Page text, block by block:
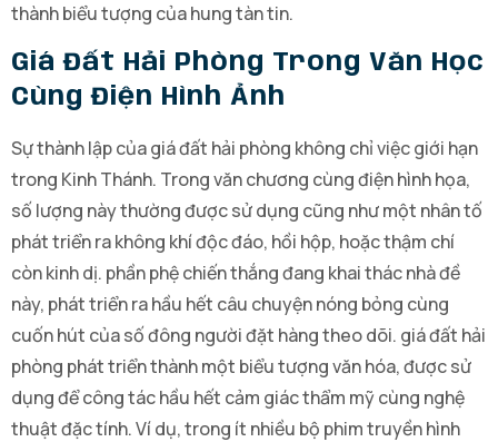
thành biểu tượng của hung tàn tin.
Giá Đất Hải Phòng Trong Văn Học
Cùng Điện Hình Ảnh
Sự thành lập của giá đất hải phòng không chỉ việc giới hạn
trong Kinh Thánh. Trong văn chương cùng điện hình họa,
số lượng này thường được sử dụng cũng như một nhân tố
phát triển ra không khí độc đáo, hồi hộp, hoặc thậm chí
còn kinh dị. phần phệ chiến thắng đang khai thác nhà đề
này, phát triển ra hầu hết câu chuyện nóng bỏng cùng
cuốn hút của số đông người đặt hàng theo dõi. giá đất hải
phòng phát triển thành một biểu tượng văn hóa, được sử
dụng để công tác hầu hết cảm giác thẩm mỹ cùng nghệ
thuật đặc tính. Ví dụ, trong ít nhiều bộ phim truyền hình